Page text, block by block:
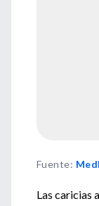
Fuente:
Las caricias